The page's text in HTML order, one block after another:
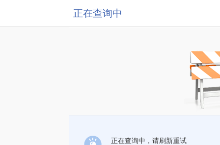
正在查询中
正在查询中，请刷新重试